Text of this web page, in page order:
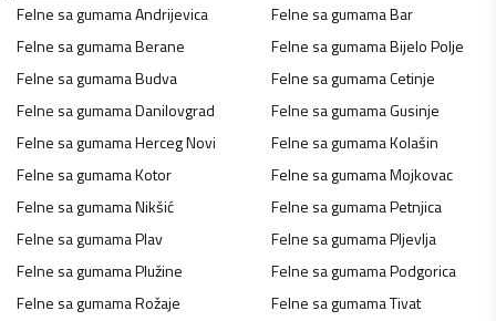
Felne sa gumamaAndrijevica Felne sa gumamaBar
Felne sa gumamaBerane Felne sa gumamaBijelo Polje
Felne sa gumamaBudva Felne sa gumamaCetinje
Felne sa gumamaDanilovgrad Felne sa gumamaGusinje
Felne sa gumamaHerceg Novi Felne sa gumamaKolašin
Felne sa gumamaKotor Felne sa gumamaMojkovac
Felne sa gumamaNikšić Felne sa gumamaPetnjica
Felne sa gumamaPlav Felne sa gumamaPljevlja
Felne sa gumamaPlužine Felne sa gumamaPodgorica
Felne sa gumamaRožaje Felne sa gumamaTivat